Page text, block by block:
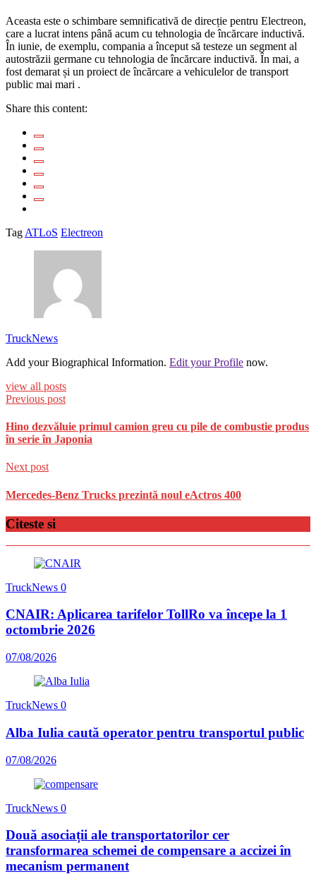
Aceasta este o schimbare semnificativă de direcție pentru Electreon,
care a lucrat intens până acum cu tehnologia de încărcare inductivă.
În iunie, de exemplu, compania a început să testeze un segment al
autostrăzii germane cu tehnologia de încărcare inductivă. În mai, a
fost demarat și un proiect de încărcare a vehiculelor de transport
public mai mari .
Share this content:
Tag ATLoS Electreon
TruckNews
Add your Biographical Information. Edit your Profile now.
view all posts
Previous post
Hino dezvăluie primul camion greu cu pile de combustie produs
în serie în Japonia
Next post
Mercedes-Benz Trucks prezintă noul eActros 400
Citeste si
TruckNews 0
CNAIR: Aplicarea tarifelor TollRo va începe la 1
octombrie 2026
07/08/2026
TruckNews 0
Alba Iulia caută operator pentru transportul public
07/08/2026
TruckNews 0
Două asociații ale transportatorilor cer
transformarea schemei de compensare a accizei în
mecanism permanent